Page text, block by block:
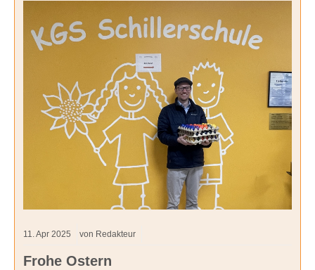
11. Apr 2025 von Redakteur
Frohe Ostern